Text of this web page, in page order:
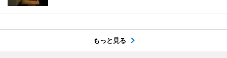
もっと見る